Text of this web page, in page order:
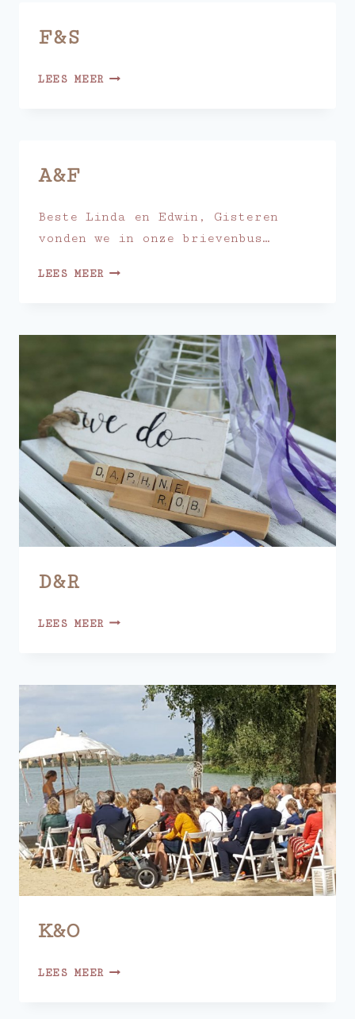
F&S
LEES MEER F&S
A&F
Beste Linda en Edwin, Gisteren
vonden we in onze brievenbus…
LEES MEER A&F
D&R
LEES MEER D&R
K&O
LEES MEER K&O